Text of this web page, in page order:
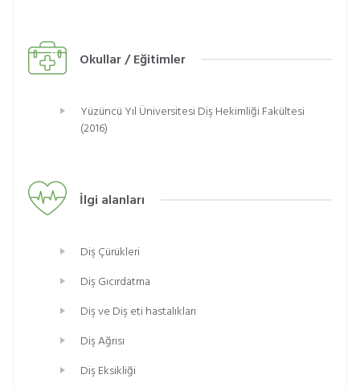
Okullar / Eğitimler
Yüzüncü Yıl Üniversitesi Diş Hekimliği Fakültesi
(2016)
İlgi alanları
Diş Çürükleri
Diş Gıcırdatma
Diş ve Diş eti hastalıkları
Diş Ağrısı
Diş Eksikliği